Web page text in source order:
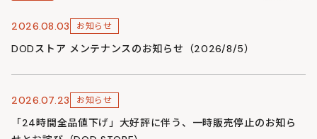
2026.08.03 お知らせ
DODストア メンテナンスのお知らせ（2026/8/5）
2026.07.23 お知らせ
「24時間全品値下げ」大好評に伴う、一時販売停止のお知ら